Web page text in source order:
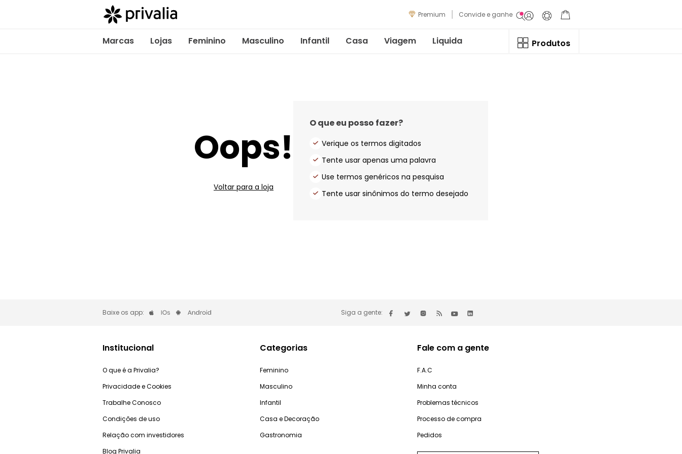
Premium Convide e ganhe
Marcas Lojas Feminino Masculino Infantil Casa Viagem Liquida Produtos
Oops!
Voltar para a loja
O que eu posso fazer?
Verique os termos digitados
Tente usar apenas uma palavra
Use termos genéricos na pesquisa
Tente usar sinônimos do termo desejado
Baixe os app: Siga a gente:
Institucional
O que é a Privalia?
Privacidade e Cookies
Trabalhe Conosco
Condições de uso
Relação com investidores
Blog Privalia
Categorias
Feminino
Masculino
Infantil
Casa e Decoração
Gastronomia
Fale com a gente
F.A.C
Minha conta
Problemas técnicos
Processo de compra
Pedidos